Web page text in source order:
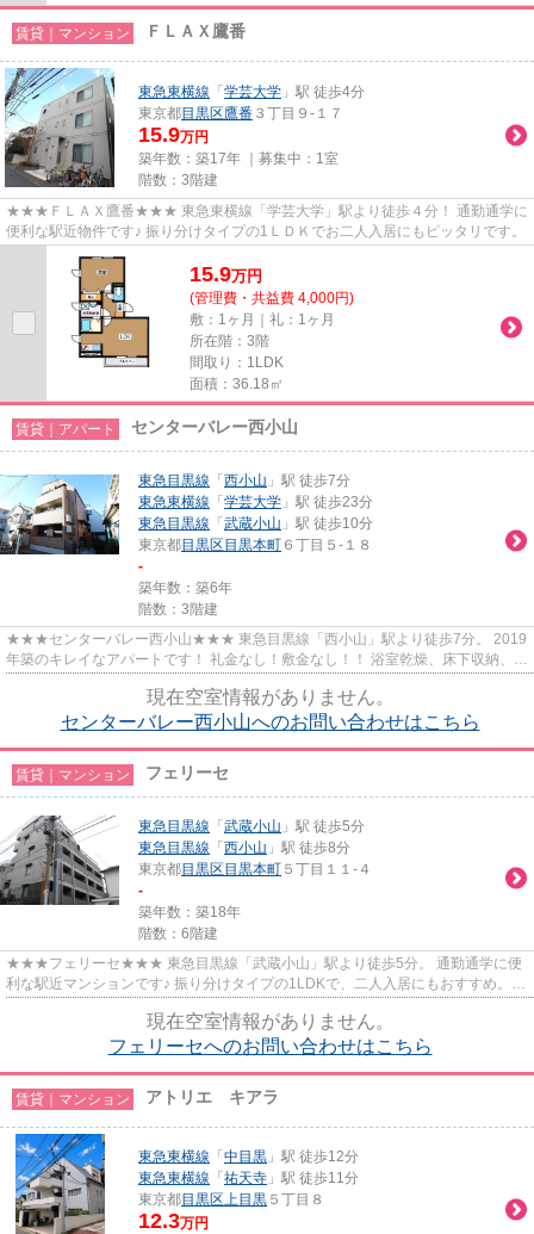
賃貸｜マンション ＦＬＡＸ鷹番
東急東横線 「 学芸大学 」駅 徒歩4分
東京都目黒区鷹番 ３丁目９-１７
15.9万円
築年数：築17年 ｜募集中： 1室
階数：3階建
★★★ＦＬＡＸ鷹番★★★ 東急東横線「学芸大学」駅より徒歩４分！ 通勤通学に
便利な駅近物件です♪ 振り分けタイプの1ＬＤＫでお二人入居にもピッタリです。
15.9万円
(管理費・共益費 4,000円)
敷：1ヶ月｜礼：1ヶ月
所在階：3階
間取り：1LDK
面積：36.18㎡
賃貸｜アパート センターバレー西小山
東急目黒線 「 西小山 」駅 徒歩7分
東急東横線 「 学芸大学 」駅 徒歩23分
東急目黒線 「 武蔵小山 」駅 徒歩10分
東京都目黒区 目黒本町 ６丁目５-１８
-
築年数：築6年
階数：3階建
★★★センターバレー西小山★★★ 東急目黒線「西小山」駅より徒歩7分。 2019
年築のキレイなアパートです！ 礼金なし！敷金なし！！ 浴室乾燥、床下収納、シ
現在空室情報がありません。
センターバレー西小山へのお問い合わせはこちら
賃貸｜マンション フェリーセ
東急目黒線 「 武蔵小山 」駅 徒歩5分
東急目黒線 「 西小山 」駅 徒歩8分
東京都目黒区 目黒本町 ５丁目１１-４
-
築年数：築18年
階数：6階建
★★★フェリーセ★★★ 東急目黒線「武蔵小山」駅より徒歩5分。 通勤通学に便
利な駅近マンションです♪ 振り分けタイプの1LDKで、二人入居にもおすすめ。
現在空室情報がありません。
フェリーセへのお問い合わせはこちら
賃貸｜マンション アトリエ キアラ
東急東横線 「 中目黒 」駅 徒歩12分
東急東横線 「 祐天寺 」駅 徒歩11分
東京都目黒区上目黒 ５丁目８
12.3万円